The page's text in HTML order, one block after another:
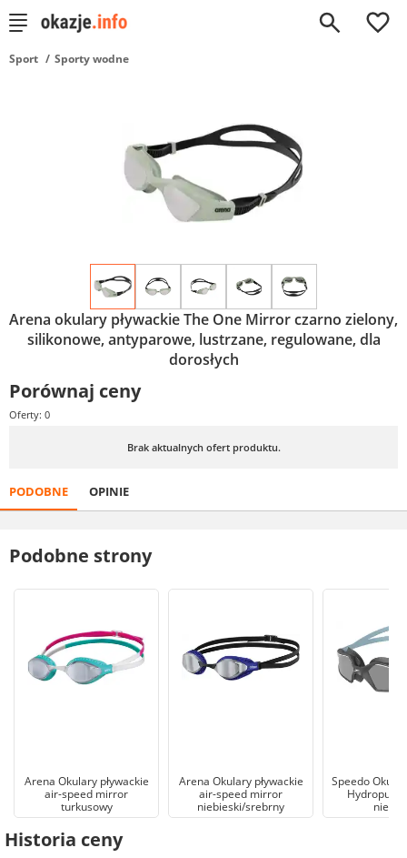
0
Sport Sporty wodne
Arena okulary pływackie The One Mirror czarno zielony,
silikonowe, antyparowe, lustrzane, regulowane, dla
dorosłych
Porównaj ceny
Oferty: 0
Brak aktualnych ofert produktu.
PODOBNE OPINIE
Podobne strony
Arena Okulary pływackie
air-speed mirror
turkusowy
Arena Okulary pływackie
air-speed mirror
niebieski/srebrny
Speedo
Historia ceny